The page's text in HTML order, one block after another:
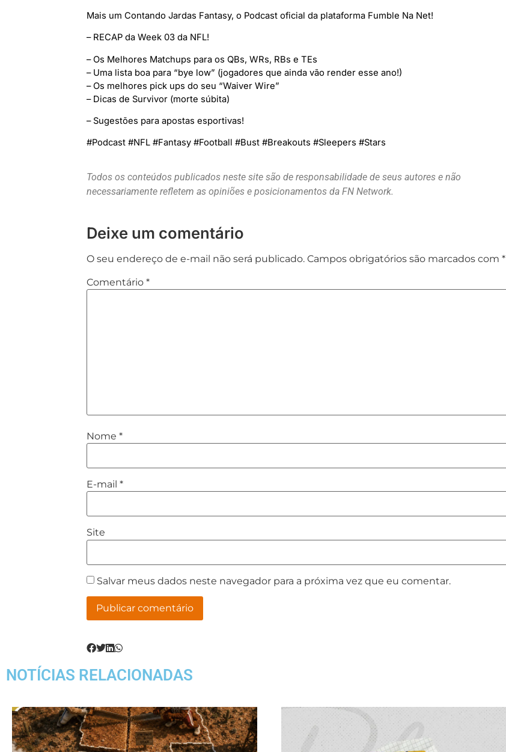
Mais um Contando Jardas Fantasy, o Podcast oficial da plataforma Fumble Na Net!
– RECAP da Week 03 da NFL!
– Os Melhores Matchups para os QBs, WRs, RBs e TEs
– Uma lista boa para “bye low” (jogadores que ainda vão render esse ano!)
– Os melhores pick ups do seu “Waiver Wire”
– Dicas de Survivor (morte súbita)
– Sugestões para apostas esportivas!
#Podcast #NFL #Fantasy #Football #Bust #Breakouts #Sleepers #Stars
Todos os conteúdos publicados neste site são de responsabilidade de seus autores e não
necessariamente refletem as opiniões e posicionamentos da FN Network.
Deixe um comentário
O seu endereço de e-mail não será publicado. Campos obrigatórios são marcados com*
Comentário*
Nome*
E-mail*
Site
Salvar meus dados neste navegador para a próxima vez que eu comentar.
NOTÍCIAS RELACIONADAS